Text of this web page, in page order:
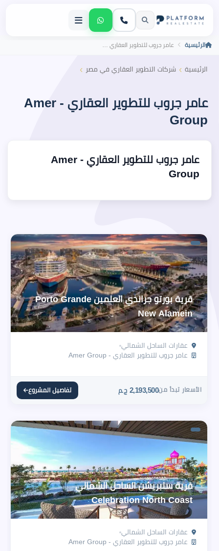
الرئيسية عامر جروب للتطوير العقاري - Amer Group
الرئيسية › شركات التطوير العقاري في مصر ›
عامر جروب للتطوير العقاري - Amer
Group
عامر جروب للتطوير العقاري - Amer
Group
قرية بورتو جراندي العلمين Porto Grande
New Alamein
عقارات الساحل الشمالي
عامر جروب للتطوير العقاري - Amer Group
الأسعار تبدأ من2,193,500 ج.م تفاصيل المشروع
قرية سلبريشن الساحل الشمالي
Celebration North Coast
عقارات الساحل الشمالي
عامر جروب للتطوير العقاري - Amer Group